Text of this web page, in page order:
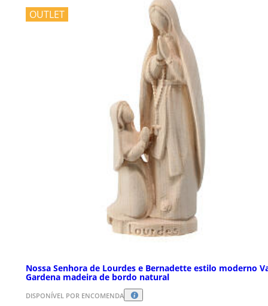
OUTLET
Nossa Senhora de Lourdes e Bernadette estilo moderno
Gardena madeira de bordo natural
DISPONÍVEL POR ENCOMENDA